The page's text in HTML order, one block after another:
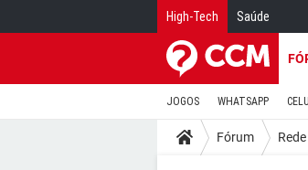
High-Tech Saúde
JOGOS WHATSAPP
Fórum